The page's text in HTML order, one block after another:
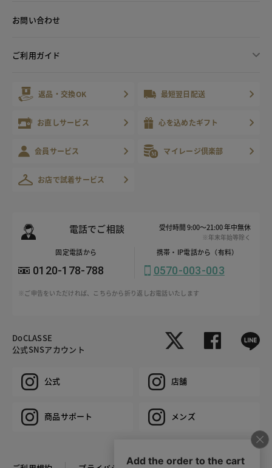
お問い合わせ
ご利用ガイド
返品・交換OK 最短翌日配送
お直しサービス 心を込めたギフト
会員サービス マイレージ倶楽部
お店で試着サービス
電話でご相談 受付時間 9:00～21:00 年中無休
※年末年始等除く
固定電話から
0120-178-788
携帯・IP電話から（有料）
0570-003-003
※ご申告をいただければ、こちらから折り返しお電話いたします
DoCLASSE
公式SNSアカウント
公式 店舗
商品サポート メンズ